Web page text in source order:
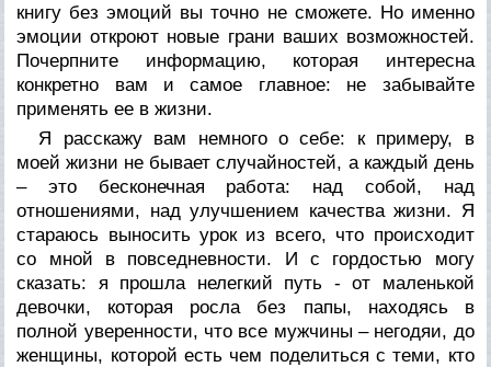
книгу без эмоций вы точно не сможете. Но именно
эмоции откроют новые грани ваших возможностей.
Почерпните информацию, которая интересна
конкретно вам и самое главное: не забывайте
применять ее в жизни.
Я расскажу вам немного о себе: к примеру, в
моей жизни не бывает случайностей, а каждый день
– это бесконечная работа: над собой, над
отношениями, над улучшением качества жизни. Я
стараюсь выносить урок из всего, что происходит
со мной в повседневности. И с гордостью могу
сказать: я прошла нелегкий путь - от маленькой
девочки, которая росла без папы, находясь в
полной уверенности, что все мужчины – негодяи, до
женщины, которой есть чем поделиться с теми, кто